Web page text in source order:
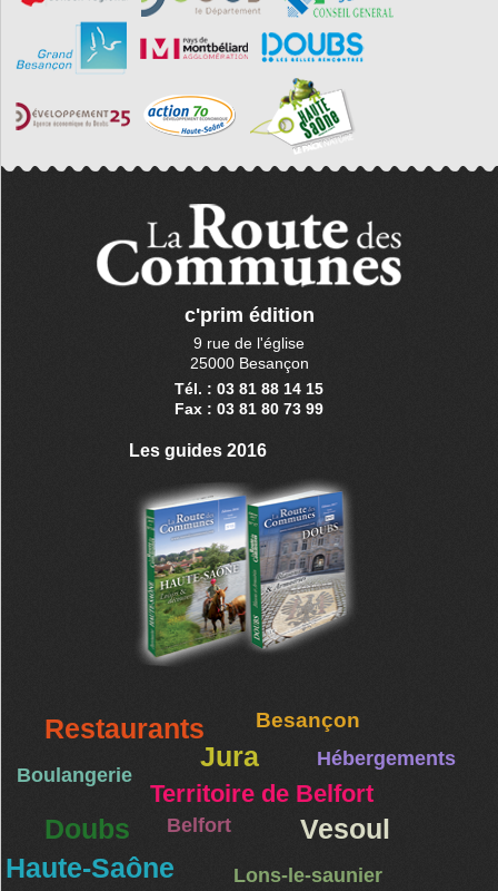
c'prim édition
9 rue de l'église
25000 Besançon
Tél. : 03 81 88 14 15
Fax : 03 81 80 73 99
Les guides 2016
Restaurants Besançon
Jura Hébergements
Boulangerie
Territoire de Belfort
Doubs Belfort
Vesoul
Haute-Saône
Lons-le-saunier